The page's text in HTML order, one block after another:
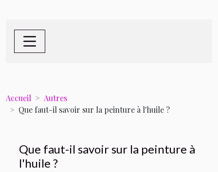
Accueil
Autres
Que faut-il savoir sur la peinture à l'huile ?
Que faut-il savoir sur la peinture à
l'huile ?